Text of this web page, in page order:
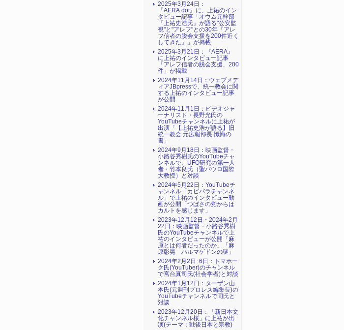
2025年3月24日：
『AERA.dot』に、上祐のイン
タビュー記事「オウム元幹部
『上祐史浩氏』が語る"公安監
視"と"アレフ"との30年『アレ
フ信者の脱会支援を200件近く
してきた』」が掲載
2025年3月21日：『AERA』
に上祐のインタビュー記事
「アレフ信者の脱会支援、200
件」が掲載
2024年11月14日：ウェブメデ
ィアJBpressで、統一教会に関
する上祐のインタビュー記事
が公開
2024年11月1日：ビデオジャ
ーナリスト・長野光氏の
YouTubeチャンネルに上祐が
出演「【上祐史浩が語る】旧
統一教会 元広報部長 懺悔の
書」
2024年9月18日：映画監督・
小路谷秀樹氏のYouTubeチャ
ンネルで、UFO研究の第一人
者・竹本良氏（聖パウロ国際
大教授）と対談
2024年5月22日：YouTubeチ
ャンネル「カピバラチャンネ
ル」で上祐のインタビュー動
画が公開「つばさの党からは
カルトを感じます」
2023年12月12日・2024年2月
22日：映画監督・小路谷秀樹
氏のYouTubeチャンネルで上
祐のインタビューが公開「麻
原とは何者だったのか」「麻
原彰晃 ハルマゲドンの謎」
2024年2月2日･6日：トマホー
ク氏(YouTuber)のチャンネル
で宮台真司氏(社会学者)と対談
2024年1月12日：ターザン山
本氏(元週刊プロレス編集長)の
YouTubeチャンネルで同氏と
対談
2023年12月20日：「新日本文
化チャンネル桜」に上祐が出
演(テーマ：戦後日本と宗教)